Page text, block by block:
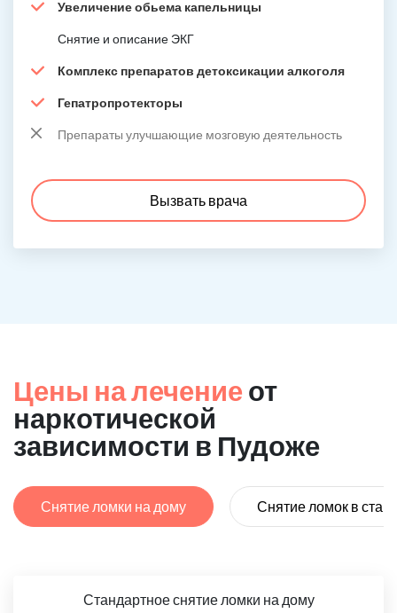
Увеличение обьема капельницы
Снятие и описание ЭКГ
Комплекс препаратов детоксикации алкоголя
Гепатропротекторы
Препараты улучшающие мозговую деятельность
Вызвать врача
Цены на лечение от
наркотической
зависимости в Пудоже
Снятие ломки на дому Снятие ломок в
Стандартное снятие ломки на дому